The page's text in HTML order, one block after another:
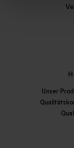
Unser